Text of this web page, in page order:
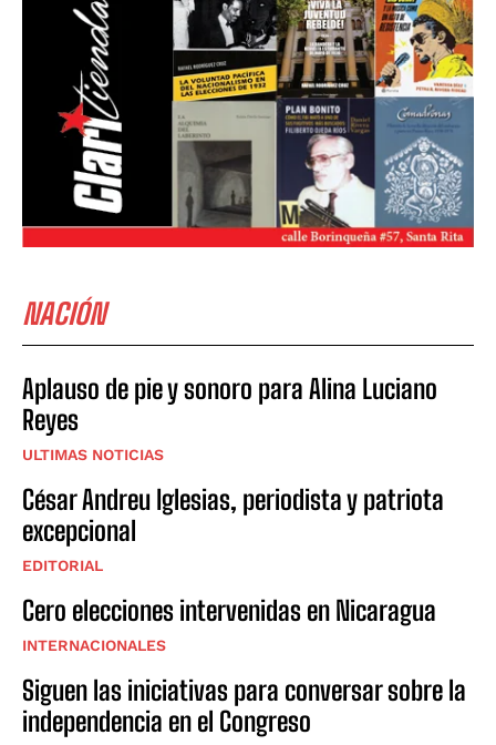
NACIÓN
Aplauso de pie y sonoro para Alina Luciano
Reyes
ULTIMAS NOTICIAS
César Andreu Iglesias, periodista y patriota
excepcional
EDITORIAL
Cero elecciones intervenidas en Nicaragua
INTERNACIONALES
Siguen las iniciativas para conversar sobre la
independencia en el Congreso